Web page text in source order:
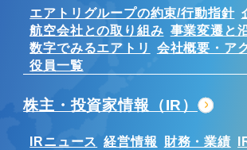
エアトリグループの約束/行動指針
航空会社との取り組み 事業変遷と
数字でみるエアトリ
会社概要・ア
役員一覧
株主・投資家情報（IR）
IRニュース 経営情報 財務・業績